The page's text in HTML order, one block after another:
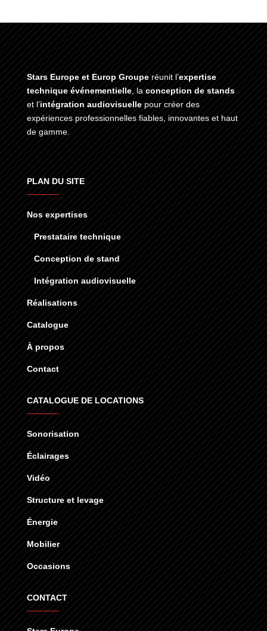
Stars Europe et Europ Groupe réunit l’expertise
technique événementielle, la conception de stands
et l’intégration audiovisuellepour créer des
expériences professionnelles fiables, innovantes et haut
de gamme.
PLAN DU SITE
Nos expertises
Prestataire technique
Conception de stand
Intégration audiovisuelle
Réalisations
Catalogue
À propos
Contact
CATALOGUE DE LOCATIONS
Sonorisation
Éclairages
Vidéo
Structure et levage
Énergie
Mobilier
Occasions
CONTACT